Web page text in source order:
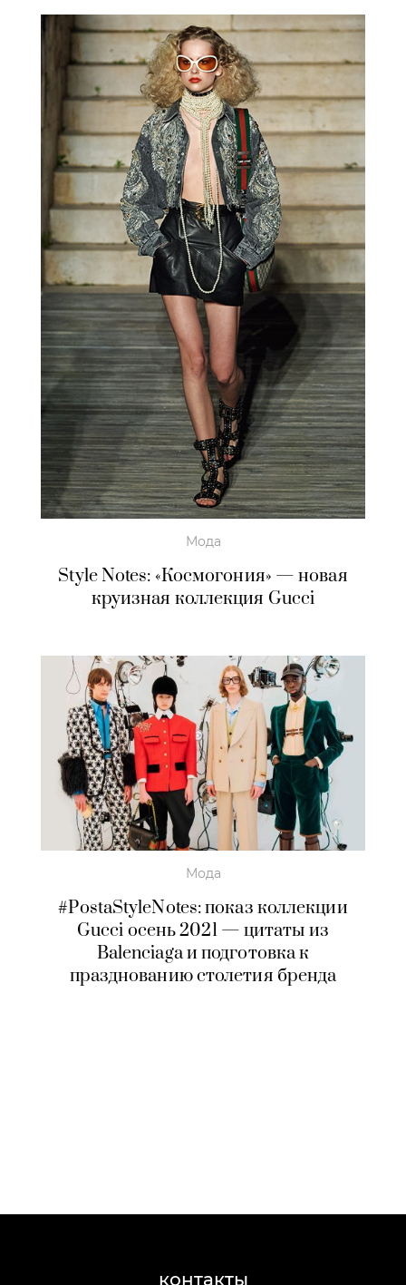
Мода
Style Notes: «Космогония» — новая
круизная коллекция Gucci
Мода
#PostaStyleNotes: показ коллекции
Gucci осень 2021 — цитаты из
Balenciaga и подготовка к
празднованию столетия бренда
контакты